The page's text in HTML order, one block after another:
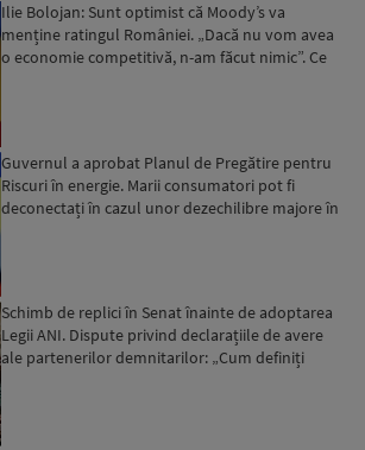
Ilie Bolojan: Sunt optimist că Moody’s va
menține ratingul României. „Dacă nu vom avea
o economie competitivă, n-am făcut nimic”. Ce
Guvernul a aprobat Planul de Pregătire pentru
Riscuri în energie. Marii consumatori pot fi
deconectați în cazul unor dezechilibre majore în
Schimb de replici în Senat înainte de adoptarea
Legii ANI. Dispute privind declarațiile de avere
ale partenerilor demnitarilor: „Cum definiți